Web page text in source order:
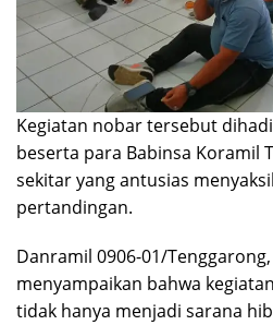
Kegiatan nobar tersebut
beserta para Babinsa Koramil
sekitar yang antusias
pertandingan.
Danramil 0906-01/
menyampaikan bahwa
tidak hanya menjadi sarana